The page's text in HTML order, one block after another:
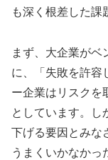
も深く根差した課
まず、大企業がベ
に、「失敗を許容
ー企業はリスクを
としています。し
下げる要因とみな
うまくいかなかっ